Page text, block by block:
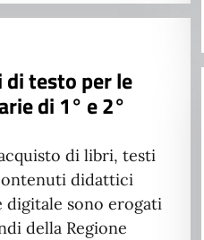
testo per le
di 1° e 2°
di libri, testi
didattici
digitale sono erogati
della Regione